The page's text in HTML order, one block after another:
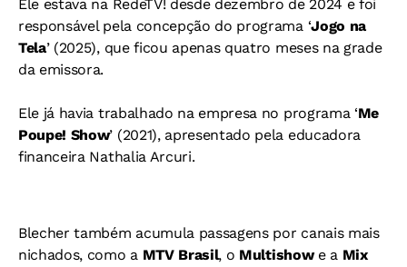
Ele estava na RedeTV! desde dezembro de 2024 e foi
responsável pela concepção do programa ‘Jogo na
Tela’ (2025), que ficou apenas quatro meses na grade
da emissora.
Ele já havia trabalhado na empresa no programa ‘Me
Poupe! Show’ (2021), apresentado pela educadora
financeira Nathalia Arcuri.
Blecher também acumula passagens por canais mais
nichados, como a MTV Brasil, o Multishowe a Mix